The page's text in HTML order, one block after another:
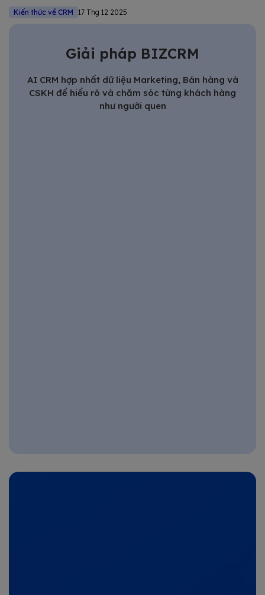
Kiến thức về CRM 17 Thg 12 2025
Giải pháp BIZCRM
AI CRM hợp nhất dữ liệu Marketing, Bán hàng và
CSKH để hiểu rõ và chăm sóc từng khách hàng
như người quen